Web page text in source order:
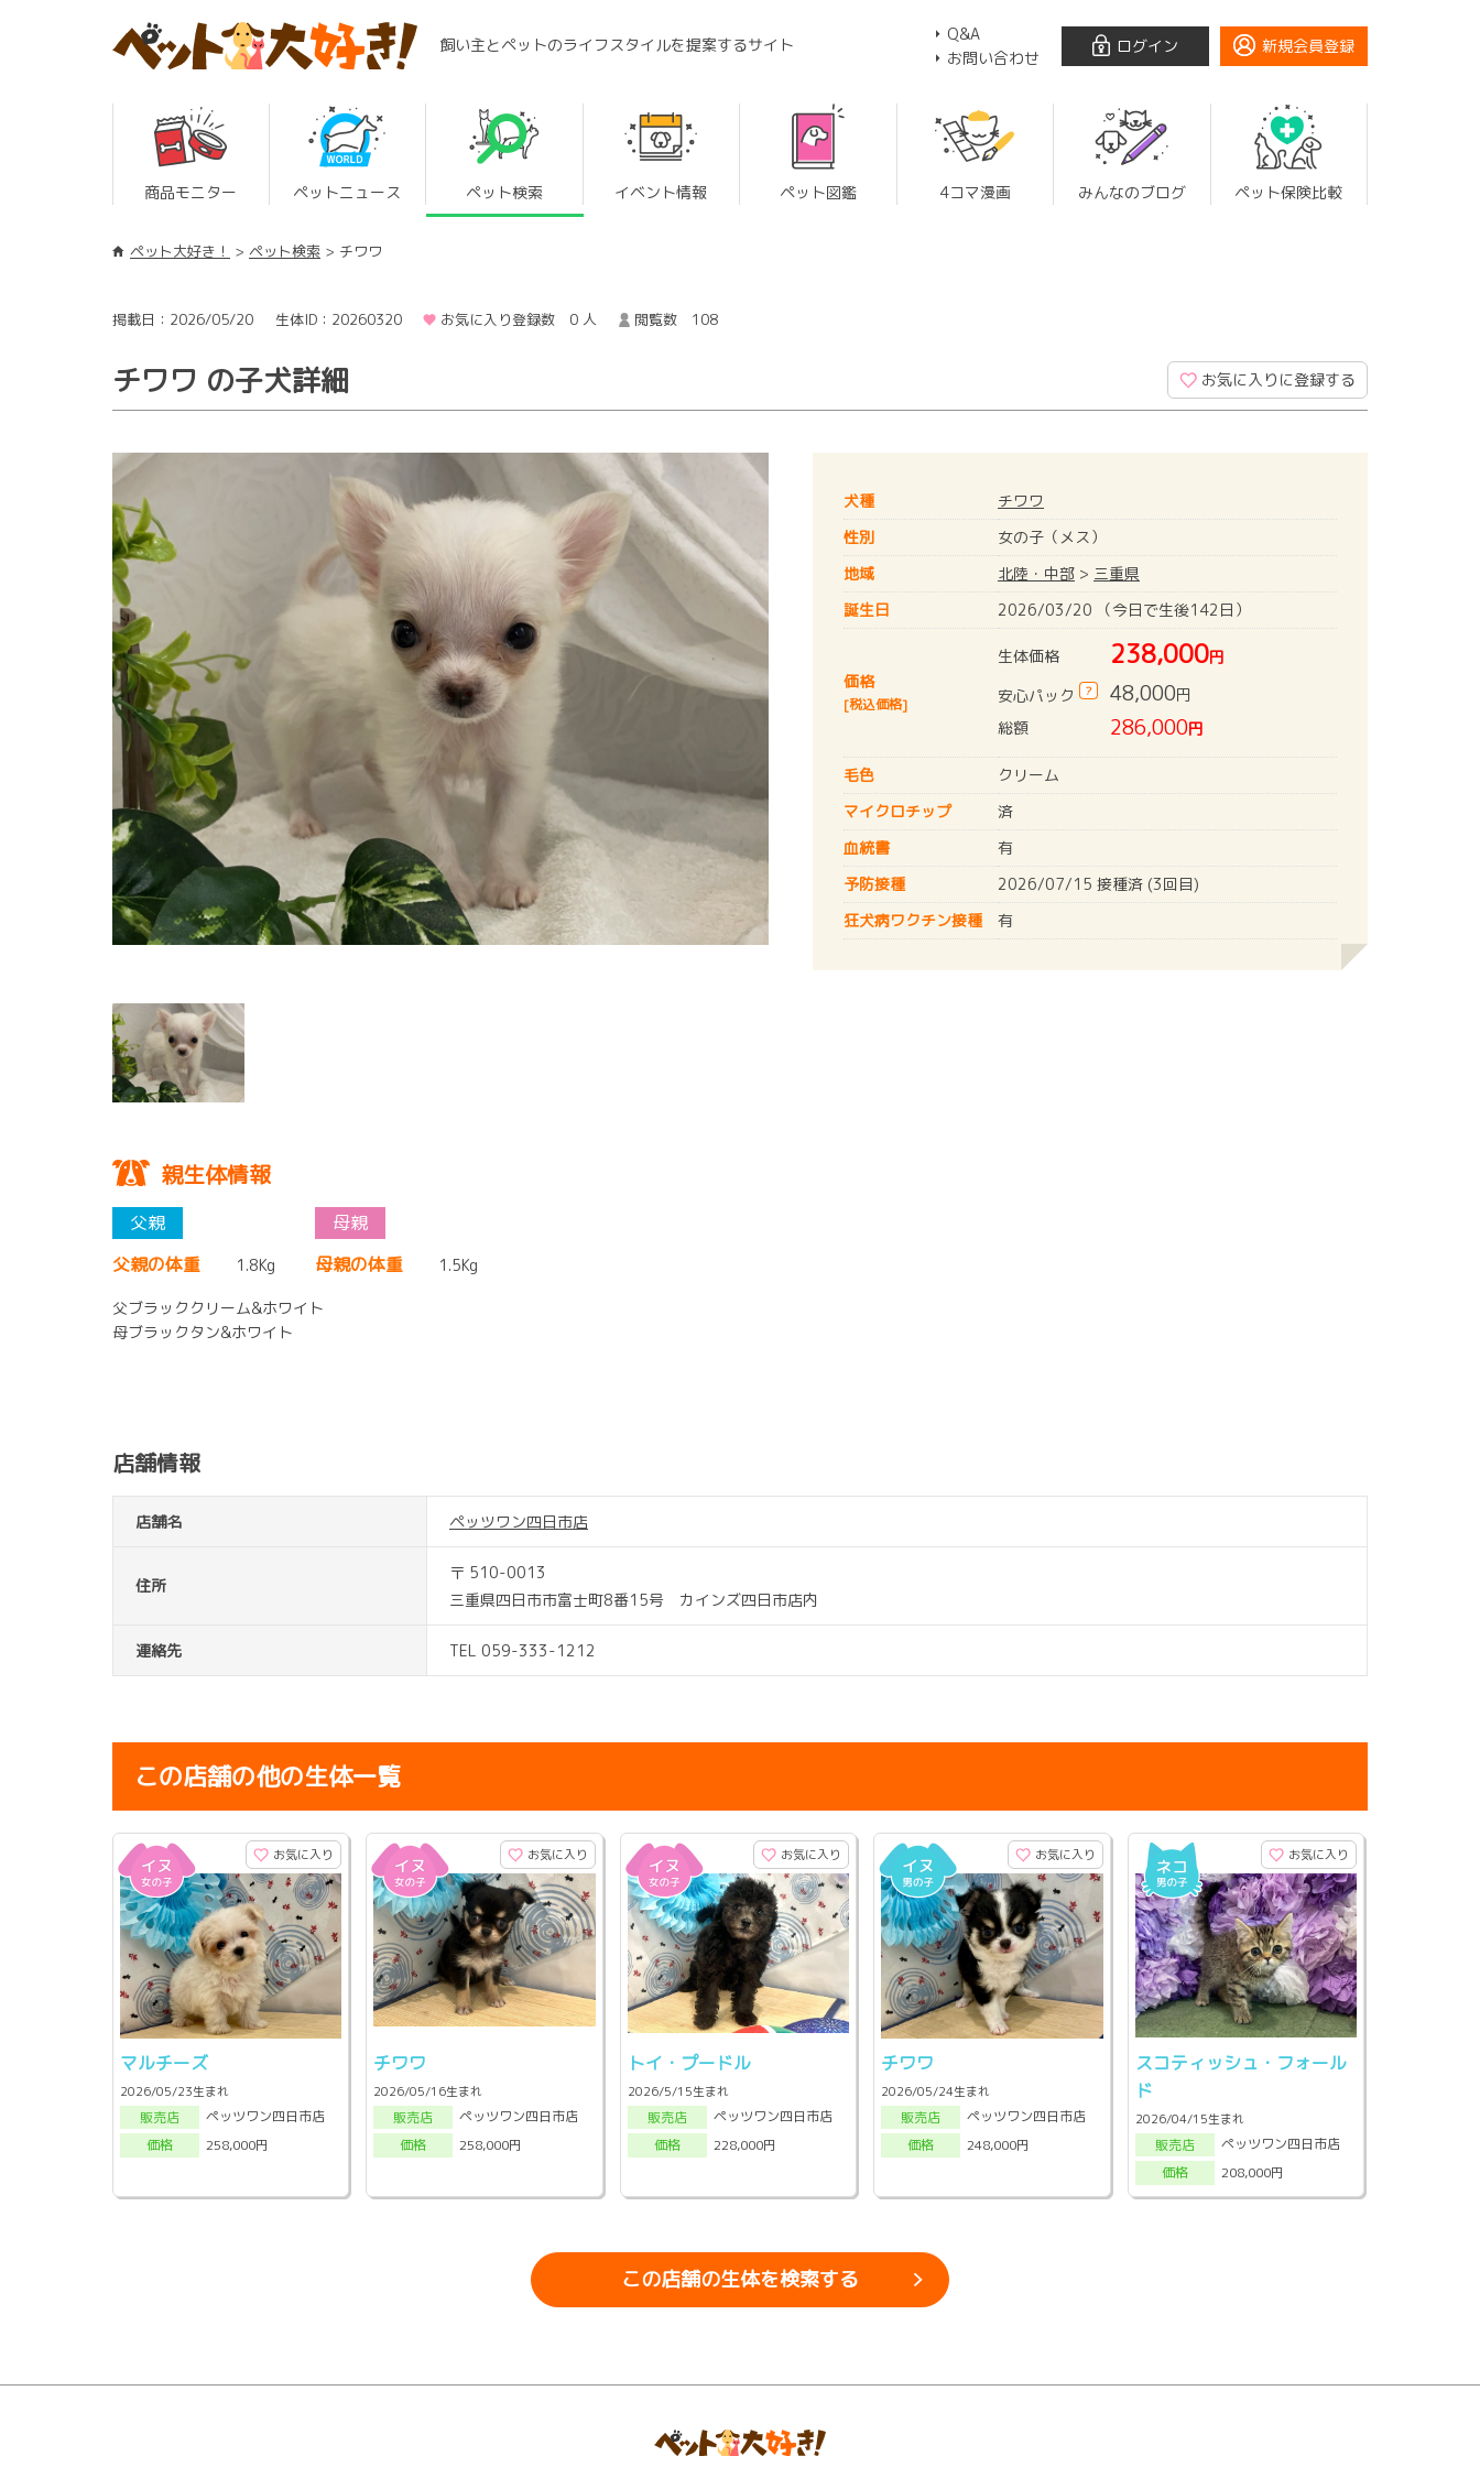
飼い主とペットのライフスタイルを提案するサイト
Q&A
お問い合わせ
ログイン 新規会員登録
商品モニター ペットニュース ペット検索 イベント情報 ペット図鑑 4コマ漫画 みんなのブログ ペット保険比較
ペット大好き！ ペット検索 チワワ
掲載日：2026/05/20 生体ID：20260320 お気に入り登録数 0 人 閲覧数 108
チワワ の子犬詳細 お気に入りに登録する
犬種
チワワ
性別
女の子（メス）
地域
北陸・中部 > 三重県
誕生日
2026/03/20 （今日で生後142日）
価格
[税込価格]
生体価格 238,000円
安心パック
? 48,000円
総額
286,000円
毛色
クリーム
マイクロチップ
済
血統書
有
予防接種
2026/07/15 接種済 (3回目)
狂犬病ワクチン接種 有
親生体情報
父親の体重 1.8Kg 母親の体重 1.5Kg
父ブラッククリーム&ホワイト
母ブラックタン&ホワイト
店舗情報
店舗名 ペッツワン四日市店
住所
〒 510-0013
三重県四日市市富士町8番15号 カインズ四日市店内
連絡先 TEL 059-333-1212
この店舗の他の生体一覧
お気に入り
マルチーズ
2026/05/23生まれ
販売店
ペッツワン四日市店
価格
258,000円
お気に入り
チワワ
2026/05/16生まれ
販売店
ペッツワン四日市店
価格
258,000円
お気に入り
トイ・プードル
2026/5/15生まれ
販売店
ペッツワン四日市店
価格
228,000円
お気に入り
チワワ
2026/05/24生まれ
販売店
ペッツワン四日市店
価格
248,000円
お気に入り
スコティッシュ・フォール
ド
2026/04/15生まれ
販売店
ペッツワン四日市店
価格
208,000円
この店舗の生体を検索する